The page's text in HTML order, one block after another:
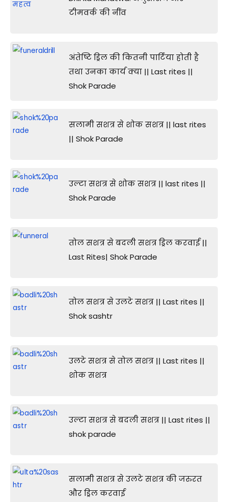
टीमवर्क की नींव
अंतेष्टि ड्रिल की कितनी पार्टिया होती है
तथा उनका कार्य क्या || Last rites ||
Shok Parade
सलामी सशत्र से शोक सशत्र || last rites
|| Shok Parade
उल्टा सशत्र से शोक सशत्र || last rites ||
Shok Parade
तोल सशत्र से बदली सशत्र ड्रिल करवाई ||
Last Rites| Shok Parade
तोल सशत्र से उलटे सशत्र || Last rites ||
Shok sashtr
उलटे सशत्र से तोल सशत्र || Last rites ||
शोक सशत्र
उल्टा सशत्र से बदली सशत्र || Last rites ||
shok parade
सलामी सशत्र से उलटे सशत्र की जरुरत
और ड्रिल करवाई